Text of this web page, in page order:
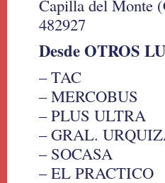
Capilla del Monte
482927
Desde OTROS
– TAC
– MERCOBUS
– PLUS ULTRA
– GRAL.
– SOCASA
– EL PRACTICO